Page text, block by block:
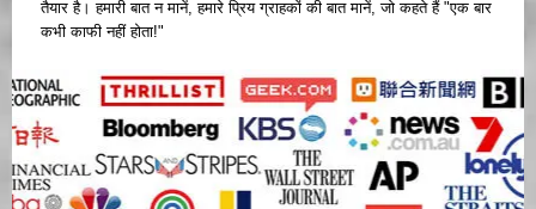
तैयार है। हमारी बात न मानें, हमारे प्रिय ग्राहकों की बात मानें, जो कहते हैं "एक बार
कभी काफी नहीं होता!"